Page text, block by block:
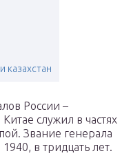
казахстан
России –
служил в частях
Звание генерала
в тридцать лет.